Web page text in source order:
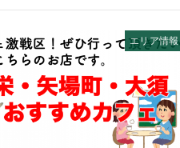
エリア情報